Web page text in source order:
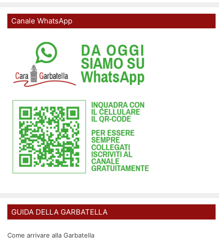
Canale WhatsApp
GUIDA DELLA GARBATELLA
Come arrivare alla Garbatella